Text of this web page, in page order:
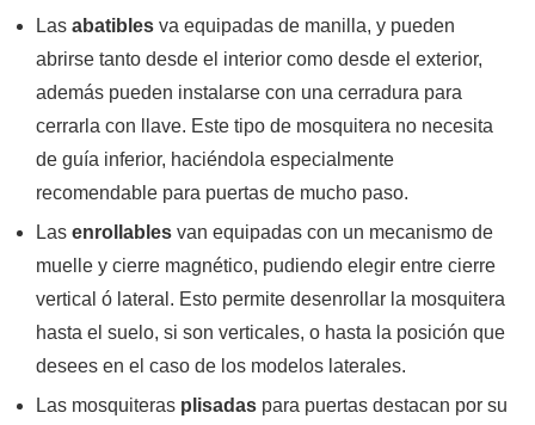
Las abatibles va equipadas de manilla, y pueden
abrirse tanto desde el interior como desde el exterior,
además pueden instalarse con una cerradura para
cerrarla con llave. Este tipo de mosquitera no necesita
de guía inferior, haciéndola especialmente
recomendable para puertas de mucho paso.
Las enrollables van equipadas con un mecanismo de
muelle y cierre magnético, pudiendo elegir entre cierre
vertical ó lateral. Esto permite desenrollar la mosquitera
hasta el suelo, si son verticales, o hasta la posición que
desees en el caso de los modelos laterales.
Las mosquiteras plisadas para puertas destacan por su